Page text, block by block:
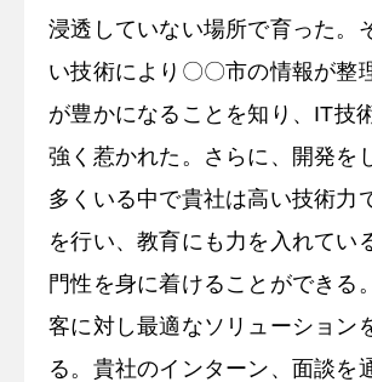
浸透していない場所で育った。
い技術により〇〇市の情報が整
が豊かになることを知り、IT技
強く惹かれた。さらに、開発を
多くいる中で貴社は高い技術力
を行い、教育にも力を入れてい
門性を身に着けることができる
客に対し最適なソリューション
る。貴社のインターン、面談を